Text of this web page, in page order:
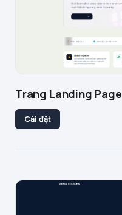
Trang Landing Page
Cài đặt